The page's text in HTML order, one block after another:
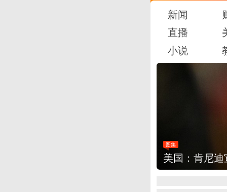
新闻
直播
小说
云南普洱